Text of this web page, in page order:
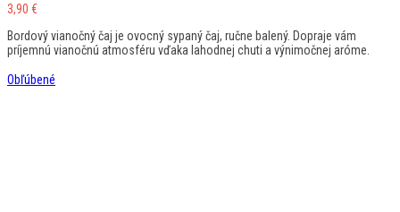
3,90 €
Bordový vianočný čaj je ovocný sypaný čaj, ručne balený. Dopraje vám
príjemnú vianočnú atmosféru vďaka lahodnej chuti a výnimočnej aróme.
Obľúbené